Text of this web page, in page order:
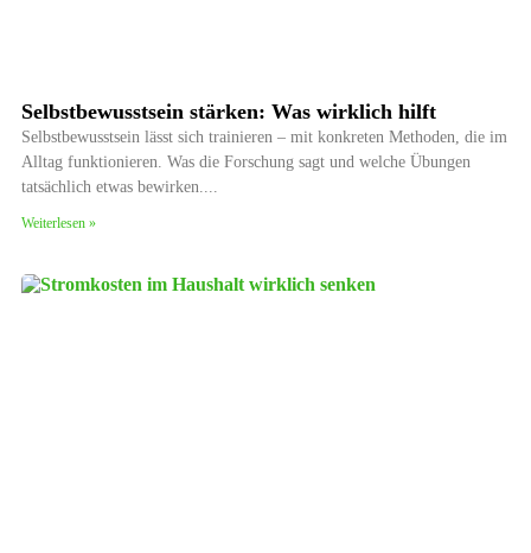
Selbstbewusstsein stärken: Was wirklich hilft
Selbstbewusstsein lässt sich trainieren – mit konkreten Methoden, die im
Alltag funktionieren. Was die Forschung sagt und welche Übungen
tatsächlich etwas bewirken.
Weiterlesen »